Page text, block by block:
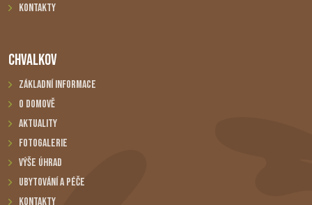
Kontakty
CHVALKOV
Základní informace
O domově
Aktuality
Fotogalerie
Výše úhrad
Ubytování a péče
Kontakty